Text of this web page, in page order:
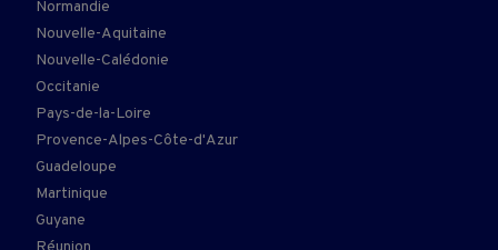
Normandie
Nouvelle-Aquitaine
Nouvelle-Calédonie
Occitanie
Pays-de-la-Loire
Provence-Alpes-Côte-d'Azur
Guadeloupe
Martinique
Guyane